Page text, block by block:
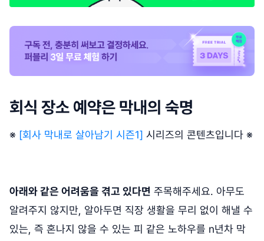
회식 장소 예약은 막내의 숙명
※ [회사 막내로 살아남기 시즌1] 시리즈의 콘텐츠입니다 ※
아래와 같은 어려움을 겪고 있다면 주목해주세요. 아무도
알려주지 않지만, 알아두면 직장 생활을 무리 없이 해낼 수
있는, 즉 혼나지 않을 수 있는 피 같은 노하우를 n년차 막